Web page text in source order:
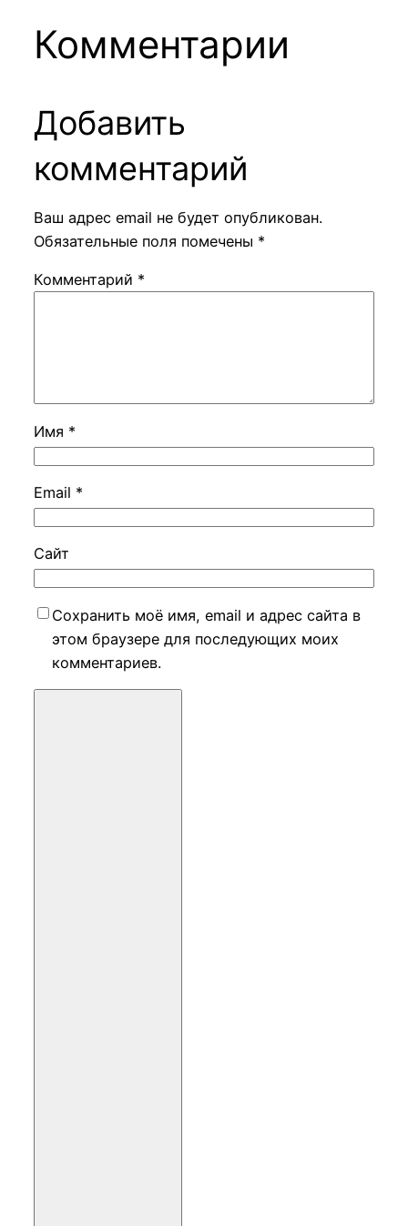
Комментарии
Добавить
комментарий
Ваш адрес email не будет опубликован.
Обязательные поля помечены *
Комментарий *
Имя *
Email *
Сайт
Сохранить моё имя, email и адрес сайта в
этом браузере для последующих моих
комментариев.